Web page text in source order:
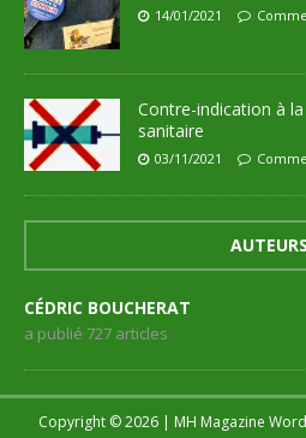
14/01/2021
Contre-indication à
sanitaire
03/11/2021
AUTEURS
CÉDRIC BOUCHERAT
a publié 727 articles
Copyright © 2026 | MH Magazine